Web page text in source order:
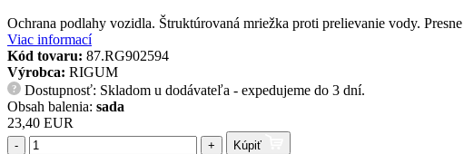
Ochrana podlahy vozidla. Štruktúrovaná mriežka proti prelievanie vody.
Viac informací
Kód tovaru: 87.RG902594
Výrobca: RIGUM
?
Dostupnosť: Skladom u dodávateľa - expedujeme do 3 dní.
Obsah balenia: sada
23,40 EUR
- + Kúpiť